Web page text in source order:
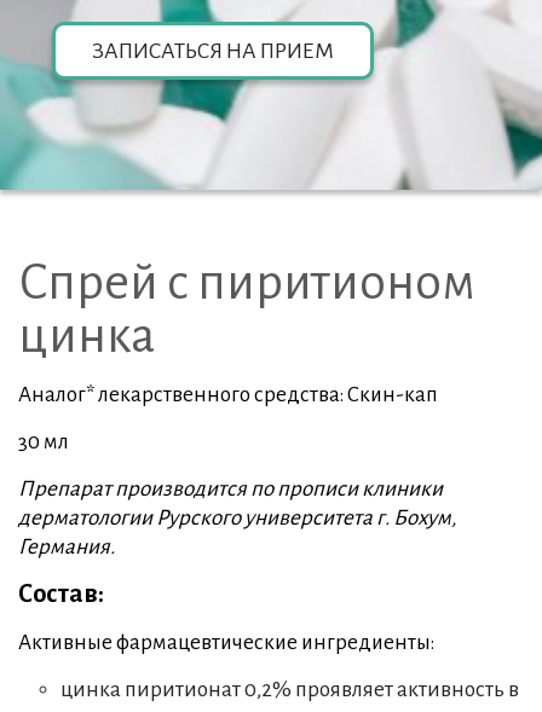
ЗАПИСАТЬСЯ НА ПРИЕМ
Спрей с пиритионом
цинка
Аналог* лекарственного средства: Скин-кап
30 мл
Препарат производится по прописи клиники
дерматологии Рурского университета г. Бохум,
Германия.
Состав:
Активные фармацевтические ингредиенты:
цинка пиритионат 0,2% проявляет активность в